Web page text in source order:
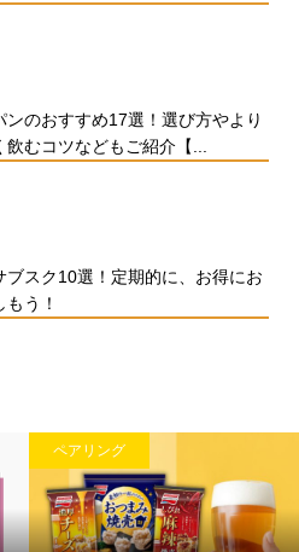
ンのおすすめ17選！選び方やより
飲むコツなどもご紹介【...
ブスク10選！定期的に、お得にお
う！
ペアリング